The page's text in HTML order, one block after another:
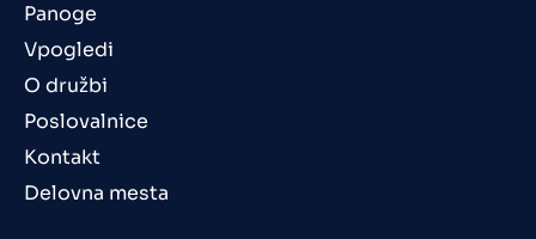
Panoge
Vpogledi
O družbi
Poslovalnice
Kontakt
Delovna mesta